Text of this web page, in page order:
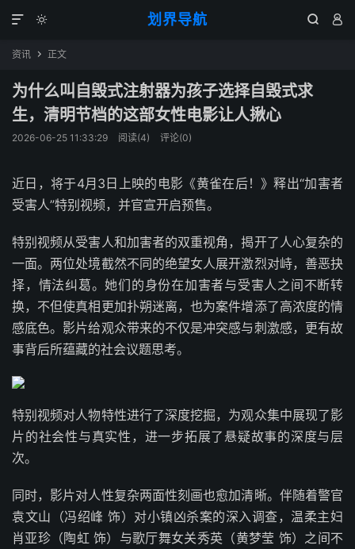
划界导航
  

资讯  正文
为什么叫自毁式注射器为孩子选择自毁式求
生，清明节档的这部女性电影让人揪心
2026-06-25 11:33:29 阅读(4) 评论(0)
近日，将于4月3日上映的电影《黄雀在后！》释出“加害者
受害人”特别视频，并官宣开启预售。
特别视频从受害人和加害者的双重视角，揭开了人心复杂的
一面。两位处境截然不同的绝望女人展开激烈对峙，善恶抉
择，情法纠葛。她们的身份在加害者与受害人之间不断转
换，不但使真相更加扑朔迷离，也为案件增添了高浓度的情
感底色。影片给观众带来的不仅是冲突感与刺激感，更有故
事背后所蕴藏的社会议题思考。
特别视频对人物特性进行了深度挖掘，为观众集中展现了影
片的社会性与真实性，进一步拓展了悬疑故事的深度与层
次。
同时，影片对人性复杂两面性刻画也愈加清晰。伴随着警官
袁文山（冯绍峰 饰）对小镇凶杀案的深入调查，温柔主妇
肖亚珍（陶虹 饰）与歌厅舞女关秀英（黄梦莹 饰）之间不